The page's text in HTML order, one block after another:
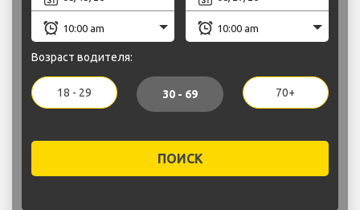
Возраст водителя:
18 - 29 30 - 69 70+
ПОИСК